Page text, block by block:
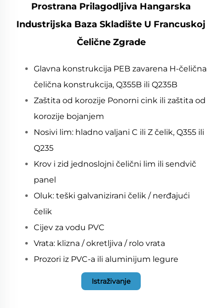
Prostrana Prilagodljiva Hangarska
Industrijska Baza Skladište U Francuskoj
Čelične Zgrade
Glavna konstrukcija PEB zavarena H-čelična
čelična konstrukcija, Q355B ili Q235B
Zaštita od korozije Ponorni cink ili zaštita od
korozije bojanjem
Nosivi lim: hladno valjani C ili Z čelik, Q355 ili
Q235
Krov i zid jednoslojni čelični lim ili sendvič
panel
Oluk: teški galvanizirani čelik / nerđajući
čelik
Cijev za vodu PVC
Vrata: klizna / okretljiva / rolo vrata
Prozori iz PVC-a ili aluminijum legure
Istraživanje